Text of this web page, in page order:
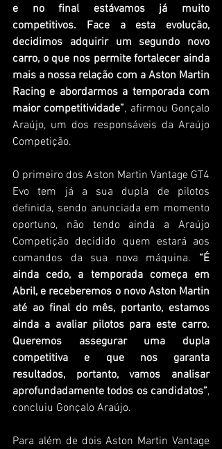
e no final estávamos já muito
competitivos. Face a esta evolução,
decidimos adquirir um segundo novo
carro, o que nos permite fortalecer ainda
mais a nossa relação com a Aston Martin
Racing e abordarmos a temporada com
maior competitividade”, afirmou Gonçalo
Araújo, um dos responsáveis da Araújo
Competição.
O primeiro dos Aston Martin Vantage GT4
Evo tem já a sua dupla de pilotos
definida, sendo anunciada em momento
oportuno, não tendo ainda a Araújo
Competição decidido quem estará aos
comandos da sua nova máquina. “É
ainda cedo, a temporada começa em
Abril, e receberemos o novo Aston Martin
até ao final do mês, portanto, estamos
ainda a avaliar pilotos para este carro.
Queremos assegurar uma dupla
competitiva e que nos garanta
resultados, portanto, vamos analisar
aprofundadamente todos os candidatos”,
concluiu Gonçalo Araújo.
Para além de dois Aston Martin Vantage